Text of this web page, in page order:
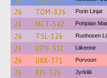
26 TOM-826 Porin Linjat
26 MCT-542 Pohjolan
26 TSL-126 Ruohosen
26 UPN-331 Liikenne
26 URX-371 Porvoon
26 RJS-326 Jyrkilä